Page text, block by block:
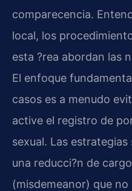
comparecencia.
local, los
esta ?rea abordan las
El enfoque
casos es a menudo
active el registro de
sexual. Las
una reducci?n de
(misdemeanor) que